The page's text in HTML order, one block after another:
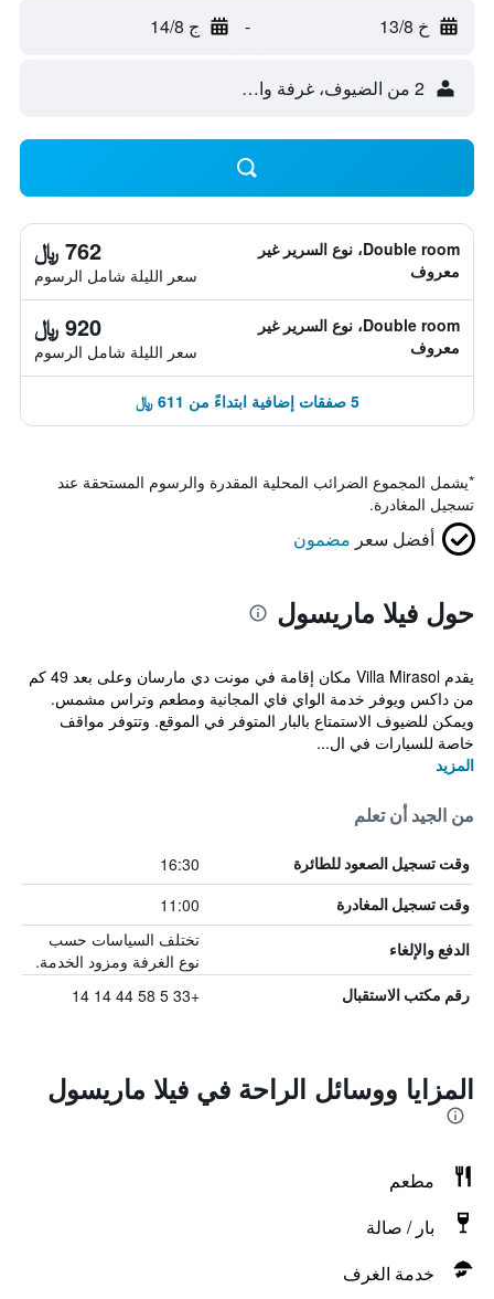
خ 13/8 - ج 14/8
2 من الضيوف، غرفة واحدة
Double room، نوع السرير غير
معروف
762 ﷼
سعر الليلة شامل الرسوم
Double room، نوع السرير غير
معروف
920 ﷼
سعر الليلة شامل الرسوم
5 صفقات إضافية ابتداءً من 611 ﷼
*يشمل المجموع الضرائب المحلية المقدرة والرسوم المستحقة عند
تسجيل المغادرة.
أفضل سعر مضمون
حول فيلا ماريسول
يقدم Villa Mirasol مكان إقامة في مونت دي مارسان وعلى بعد 49 كم
من داكس ويوفر خدمة الواي فاي المجانية ومطعم وتراس مشمس.
ويمكن للضيوف الاستمتاع بالبار المتوفر في الموقع. وتتوفر مواقف
خاصة للسيارات في ال...
المزيد
من الجيد أن تعلم
وقت تسجيل الصعود للطائرة 16:30
وقت تسجيل المغادرة 11:00
الدفع والإلغاء
تختلف السياسات حسب
نوع الغرفة ومزود الخدمة.
رقم مكتب الاستقبال +33 5 58 44 14 14
المزايا ووسائل الراحة في فيلا ماريسول
مطعم
بار / صالة
خدمة الغرف